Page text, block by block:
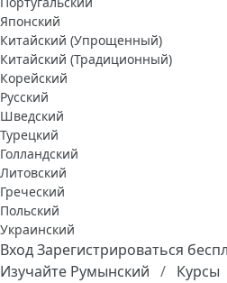
Японский
Китайский (Упрощенный)
Китайский (Традиционный)
Корейский
Русский
Шведский
Турецкий
Голландский
Литовский
Греческий
Польский
Украинский
ВходЗарегистрироваться
Изучайте Румынский
Курсы